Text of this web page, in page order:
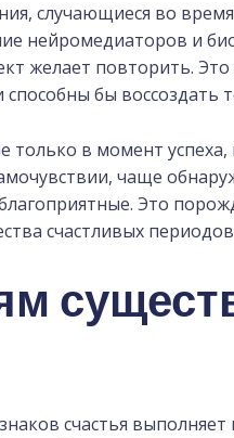
случающиеся во
нейромедиаторов и
желает повторить.
бы воссоздать
только в момент
чаще
Это
счастливых
счастья